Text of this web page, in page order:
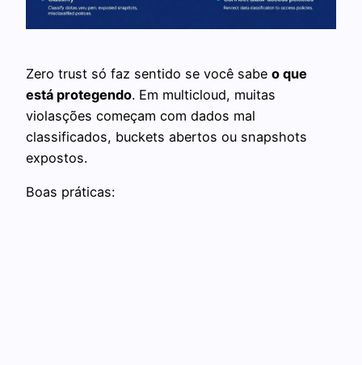
Zero trust só faz sentido se você sabe o que
está protegendo. Em multicloud, muitas
violasções começam com dados mal
classificados, buckets abertos ou snapshots
expostos.
Boas práticas: